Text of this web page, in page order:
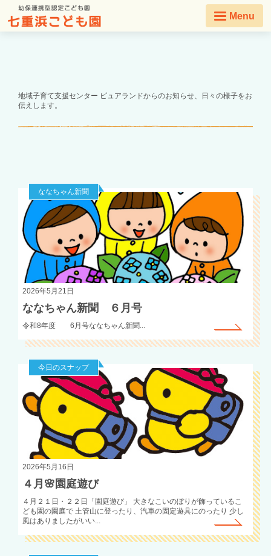
Menu
地域子育て支援センター ピュアランドからのお知らせ、日々の様子をお
伝えします。
ななちゃん新聞
2026年5月21日
ななちゃん新聞 ６月号
令和8年度 6月号ななちゃん新聞...
今日のスナップ
2026年5月16日
４月🌸園庭遊び
４月２１日・２２日「園庭遊び」 大きなこいのぼりが飾っているこ
ども園の園庭で 土管山に登ったり、汽車の固定遊具にのったり 少し
風はありましたがいい...